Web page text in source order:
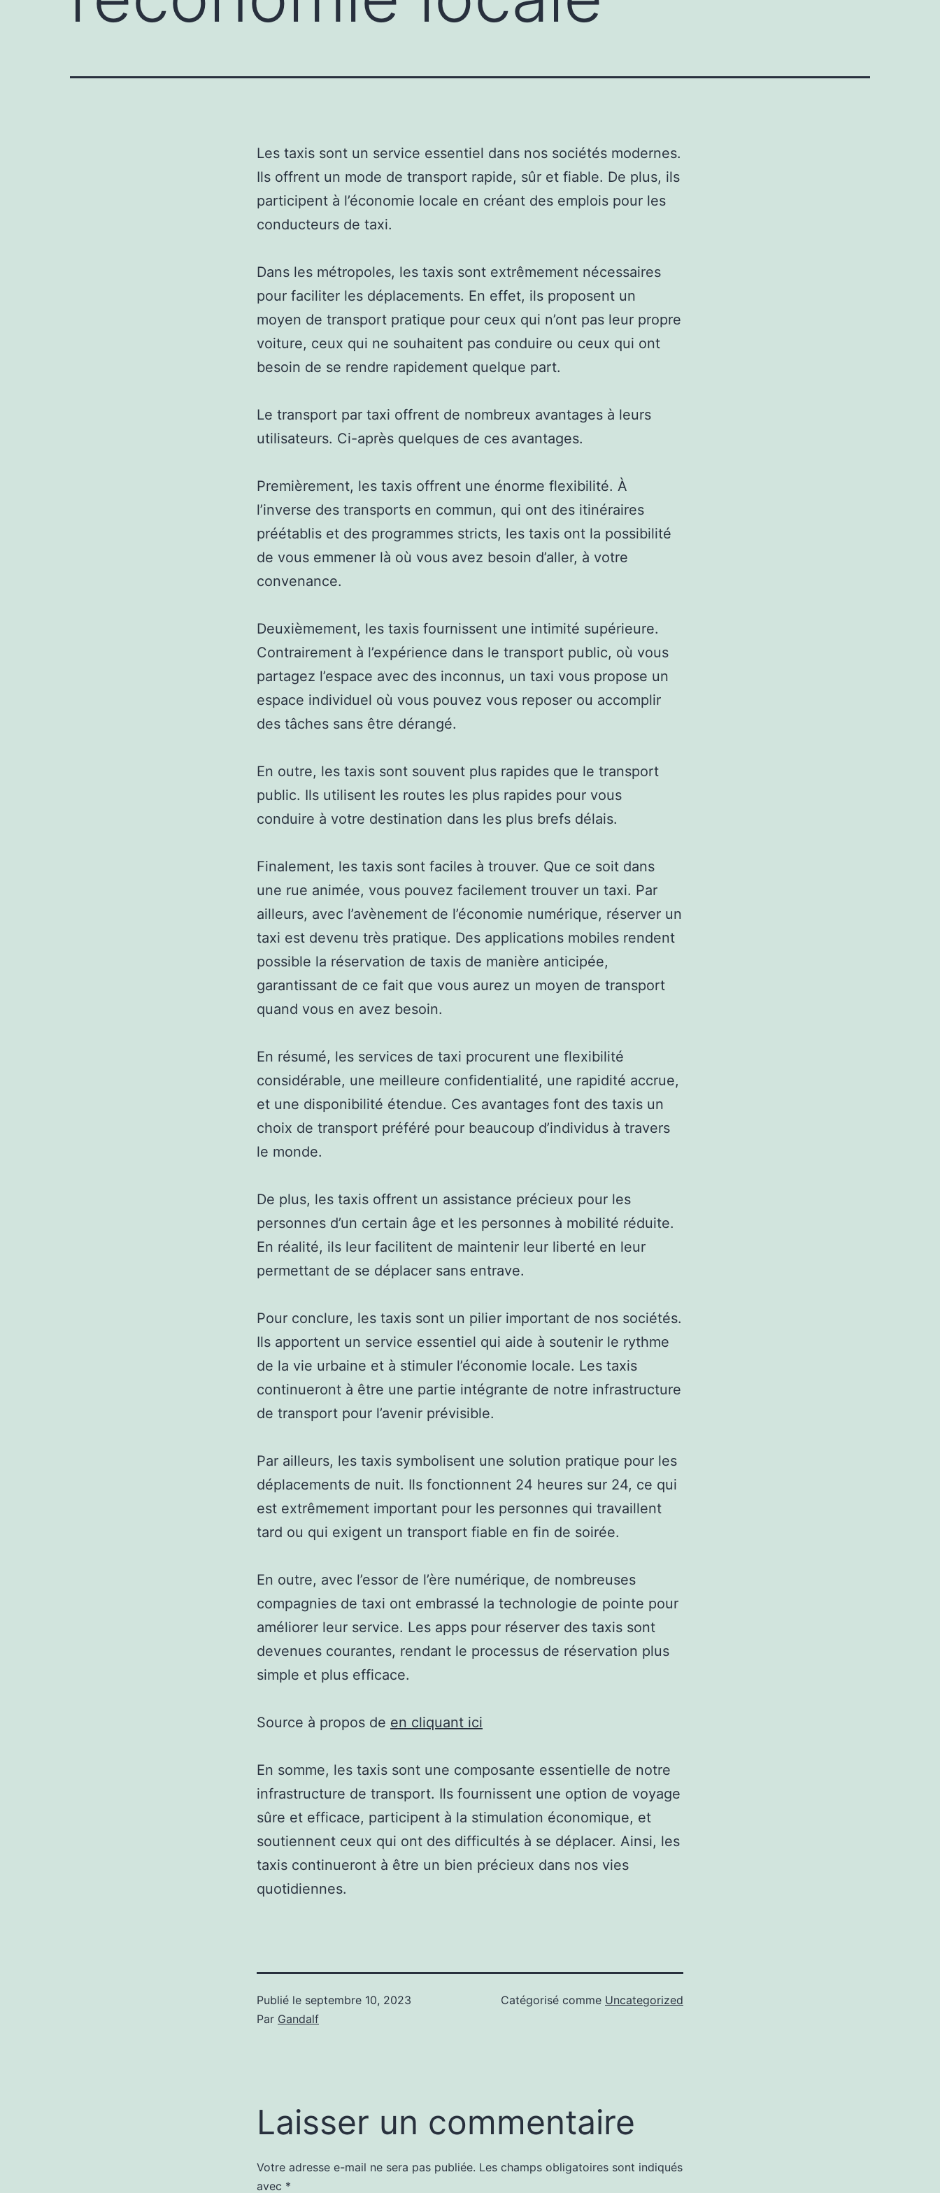
Les taxis sont un service essentiel dans nos sociétés modernes.
Ils offrent un mode de transport rapide, sûr et fiable. De plus, ils
participent à l’économie locale en créant des emplois pour les
conducteurs de taxi.
Dans les métropoles, les taxis sont extrêmement nécessaires
pour faciliter les déplacements. En effet, ils proposent un
moyen de transport pratique pour ceux qui n’ont pas leur propre
voiture, ceux qui ne souhaitent pas conduire ou ceux qui ont
besoin de se rendre rapidement quelque part.
Le transport par taxi offrent de nombreux avantages à leurs
utilisateurs. Ci-après quelques de ces avantages.
Premièrement, les taxis offrent une énorme flexibilité. À
l’inverse des transports en commun, qui ont des itinéraires
préétablis et des programmes stricts, les taxis ont la possibilité
de vous emmener là où vous avez besoin d’aller, à votre
convenance.
Deuxièmement, les taxis fournissent une intimité supérieure.
Contrairement à l’expérience dans le transport public, où vous
partagez l’espace avec des inconnus, un taxi vous propose un
espace individuel où vous pouvez vous reposer ou accomplir
des tâches sans être dérangé.
En outre, les taxis sont souvent plus rapides que le transport
public. Ils utilisent les routes les plus rapides pour vous
conduire à votre destination dans les plus brefs délais.
Finalement, les taxis sont faciles à trouver. Que ce soit dans
une rue animée, vous pouvez facilement trouver un taxi. Par
ailleurs, avec l’avènement de l’économie numérique, réserver un
taxi est devenu très pratique. Des applications mobiles rendent
possible la réservation de taxis de manière anticipée,
garantissant de ce fait que vous aurez un moyen de transport
quand vous en avez besoin.
En résumé, les services de taxi procurent une flexibilité
considérable, une meilleure confidentialité, une rapidité accrue,
et une disponibilité étendue. Ces avantages font des taxis un
choix de transport préféré pour beaucoup d’individus à travers
le monde.
De plus, les taxis offrent un assistance précieux pour les
personnes d’un certain âge et les personnes à mobilité réduite.
En réalité, ils leur facilitent de maintenir leur liberté en leur
permettant de se déplacer sans entrave.
Pour conclure, les taxis sont un pilier important de nos sociétés.
Ils apportent un service essentiel qui aide à soutenir le rythme
de la vie urbaine et à stimuler l’économie locale. Les taxis
continueront à être une partie intégrante de notre infrastructure
de transport pour l’avenir prévisible.
Par ailleurs, les taxis symbolisent une solution pratique pour les
déplacements de nuit. Ils fonctionnent 24 heures sur 24, ce qui
est extrêmement important pour les personnes qui travaillent
tard ou qui exigent un transport fiable en fin de soirée.
En outre, avec l’essor de l’ère numérique, de nombreuses
compagnies de taxi ont embrassé la technologie de pointe pour
améliorer leur service. Les apps pour réserver des taxis sont
devenues courantes, rendant le processus de réservation plus
simple et plus efficace.
Source à propos de en cliquant ici
En somme, les taxis sont une composante essentielle de notre
infrastructure de transport. Ils fournissent une option de voyage
sûre et efficace, participent à la stimulation économique, et
soutiennent ceux qui ont des difficultés à se déplacer. Ainsi, les
taxis continueront à être un bien précieux dans nos vies
quotidiennes.
Publié le septembre 10, 2023
Par Gandalf
Catégorisé comme Uncategorized
Laisser un commentaire
Votre adresse e-mail ne sera pas publiée. Les champs obligatoires sont indiqués
avec *